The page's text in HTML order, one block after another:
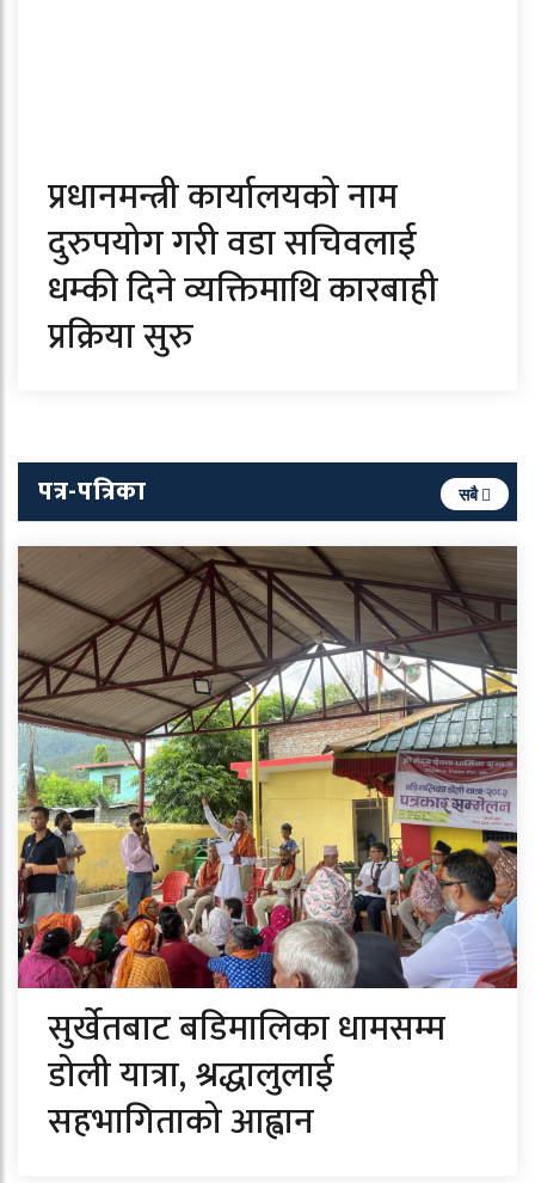
प्रधानमन्त्री कार्यालयको नाम
दुरुपयोग गरी वडा सचिवलाई
धम्की दिने व्यक्तिमाथि कारबाही
प्रक्रिया सुरु
पत्र-पत्रिका सबै
सुर्खेतबाट बडिमालिका धामसम्म
डोली यात्रा, श्रद्धालुलाई
सहभागिताको आह्वान